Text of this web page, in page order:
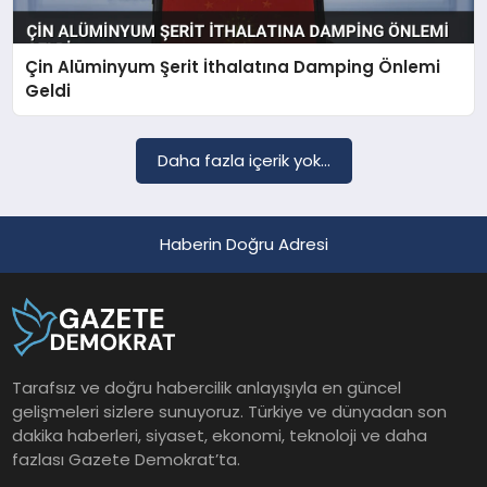
SAĞLIK
YAŞAM
Çin Alüminyum Şerit İthalatına Damping Önlemi
Geldi
Daha fazla içerik yok...
Haberin Doğru Adresi
Tarafsız ve doğru habercilik anlayışıyla en güncel
gelişmeleri sizlere sunuyoruz. Türkiye ve dünyadan son
dakika haberleri, siyaset, ekonomi, teknoloji ve daha
fazlası Gazete Demokrat’ta.